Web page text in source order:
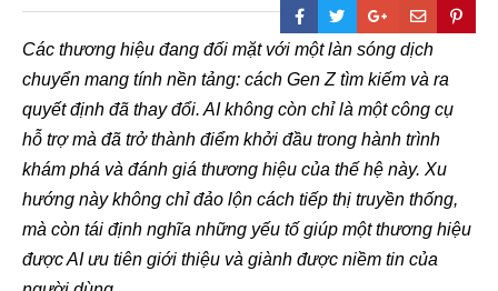
Các thương hiệu đang đối mặt với một làn sóng dịch
chuyển mang tính nền tảng: cách Gen Z tìm kiếm và ra
quyết định đã thay đổi. AI không còn chỉ là một công cụ
hỗ trợ mà đã trở thành điểm khởi đầu trong hành trình
khám phá và đánh giá thương hiệu của thế hệ này. Xu
hướng này không chỉ đảo lộn cách tiếp thị truyền thống,
mà còn tái định nghĩa những yếu tố giúp một thương hiệu
được AI ưu tiên giới thiệu và giành được niềm tin của